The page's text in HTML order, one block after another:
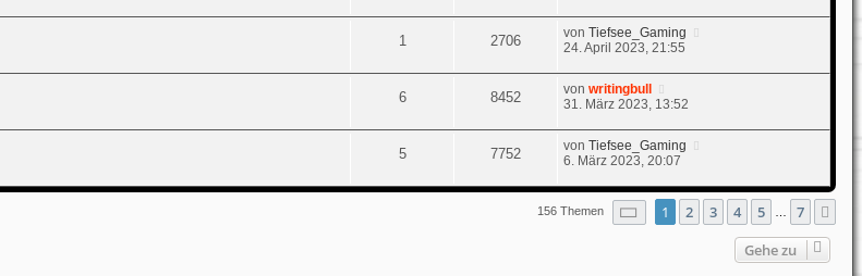
1 2706 vonTiefsee_Gaming
24. April 2023, 21:55
6 8452 vonwritingbull
31. März 2023, 13:52
5 7752 vonTiefsee_Gaming
6. März 2023, 20:07
156 Themen Seite von7
1 2 3 4 5 7
Gehe zu